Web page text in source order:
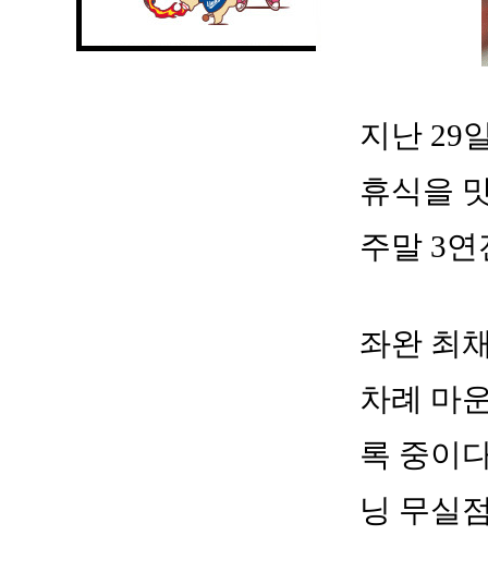
지난 29
휴식을
주말 3
좌완 최
차례 마
록 중이
닝 무실